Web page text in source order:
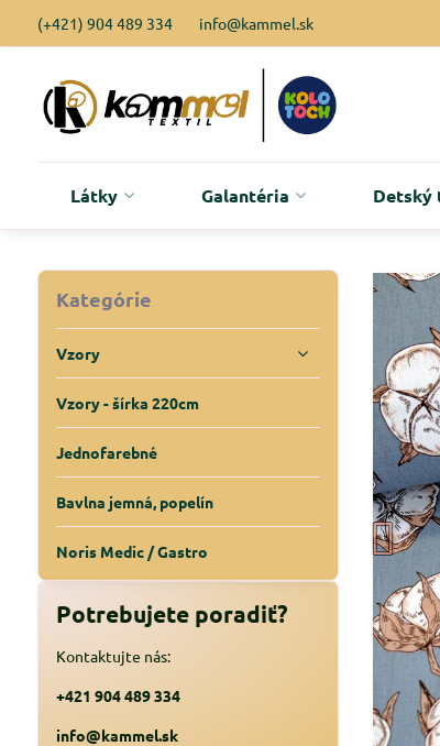
(+421) 904 489 334 info@kammel.sk
Látky Galantéria Detský
Kategórie
Vzory
Vzory - šírka 220cm
Jednofarebné
Bavlna jemná, popelín
Noris Medic / Gastro
Potrebujete poradiť?
Kontaktujte nás:
+421 904 489 334
info@kammel.sk